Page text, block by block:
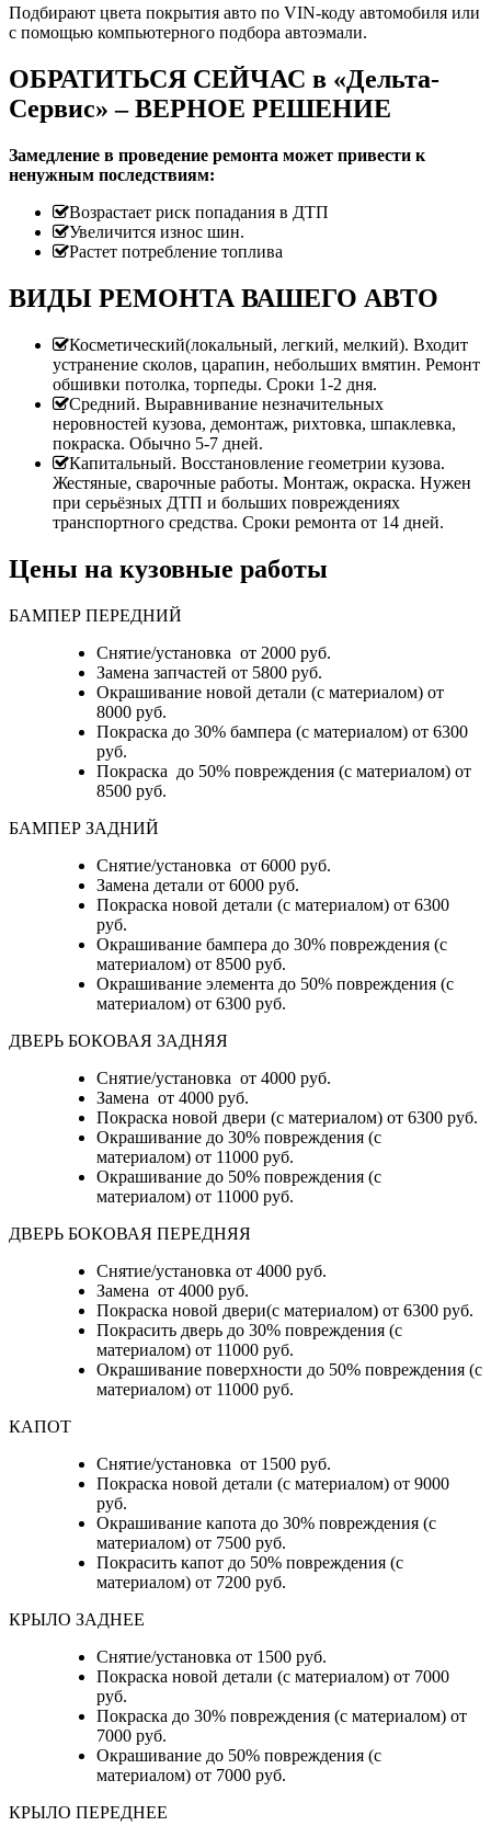
Подбирают цвета покрытия авто по VIN-коду автомобиля или
с помощью компьютерного подбора автоэмали.
ОБРАТИТЬСЯ СЕЙЧАС в «Дельта-
Сервис» – ВЕРНОЕ РЕШЕНИЕ
Замедление в проведение ремонта может привести к
ненужным последствиям:
Возрастает риск попадания в ДТП
Увеличится износ шин.
Растет потребление топлива
ВИДЫ РЕМОНТА ВАШЕГО АВТО
Косметический(локальный, легкий, мелкий). Входит
устранение сколов, царапин, небольших вмятин. Ремонт
обшивки потолка, торпеды. Сроки 1-2 дня.
Средний. Выравнивание незначительных
неровностей кузова, демонтаж, рихтовка, шпаклевка,
покраска. Обычно 5-7 дней.
Капитальный. Восстановление геометрии кузова.
Жестяные, сварочные работы. Монтаж, окраска. Нужен
при серьёзных ДТП и больших повреждениях
транспортного средства. Сроки ремонта от 14 дней.
Цены на кузовные работы
БАМПЕР ПЕРЕДНИЙ
Снятие/установка от 2000 руб.
Замена запчастей от 5800 руб.
Окрашивание новой детали (с материалом) от
8000 руб.
Покраска до 30% бампера (с материалом) от 6300
руб.
Покраска до 50% повреждения (с материалом) от
8500 руб.
БАМПЕР ЗАДНИЙ
Снятие/установка от 6000 руб.
Замена детали от 6000 руб.
Покраска новой детали (с материалом) от 6300
руб.
Окрашивание бампера до 30% повреждения (с
материалом) от 8500 руб.
Окрашивание элемента до 50% повреждения (с
материалом) от 6300 руб.
ДВЕРЬ БОКОВАЯ ЗАДНЯЯ
Снятие/установка от 4000 руб.
Замена от 4000 руб.
Покраска новой двери (с материалом) от 6300 руб.
Окрашивание до 30% повреждения (с
материалом) от 11000 руб.
Окрашивание до 50% повреждения (с
материалом) от 11000 руб.
ДВЕРЬ БОКОВАЯ ПЕРЕДНЯЯ
Снятие/установка от 4000 руб.
Замена от 4000 руб.
Покраска новой двери(с материалом) от 6300 руб.
Покрасить дверь до 30% повреждения (с
материалом) от 11000 руб.
Окрашивание поверхности до 50% повреждения (с
материалом) от 11000 руб.
КАПОТ
Снятие/установка от 1500 руб.
Покраска новой детали (с материалом) от 9000
руб.
Окрашивание капота до 30% повреждения (с
материалом) от 7500 руб.
Покрасить капот до 50% повреждения (с
материалом) от 7200 руб.
КРЫЛО ЗАДНЕЕ
Снятие/установка от 1500 руб.
Покраска новой детали (с материалом) от 7000
руб.
Покраска до 30% повреждения (с материалом) от
7000 руб.
Окрашивание до 50% повреждения (с
материалом) от 7000 руб.
КРЫЛО ПЕРЕДНЕЕ